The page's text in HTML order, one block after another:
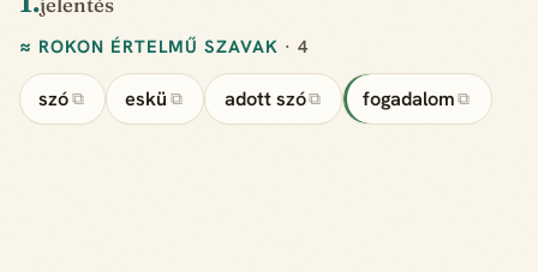
≈ ROKON ÉRTELMŰ SZAVAK · 4
szó ⧉ eskü ⧉ adott szó⧉ fogadalom ⧉